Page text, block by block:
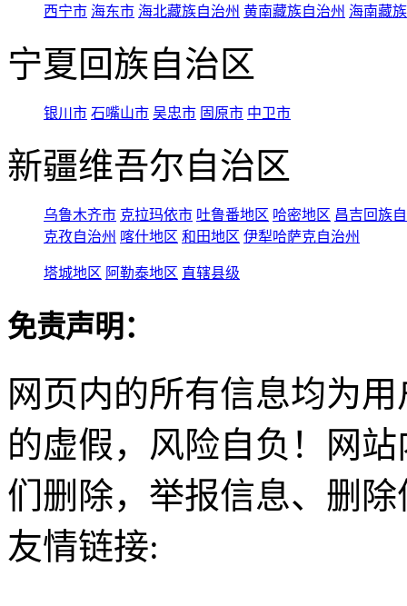
西宁市 海东市 海北藏族自治州 黄南藏族自治州 海南藏
宁夏回族自治区
银川市 石嘴山市 吴忠市 固原市 中卫市
新疆维吾尔自治区
乌鲁木齐市 克拉玛依市 吐鲁番地区 哈密地区 昌吉回族
克孜自治州 喀什地区 和田地区 伊犁哈萨克自治州
塔城地区 阿勒泰地区 直辖县级
免责声明：
网页内的所有信息均为
的虚假，风险自负！网
们删除，举报信息、删
友情链接: